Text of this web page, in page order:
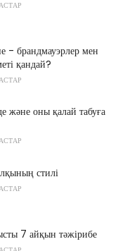
- брандмауэрлер мен
қандай?
және оны қалай табуға
стилі
7 айқын тәжірибе